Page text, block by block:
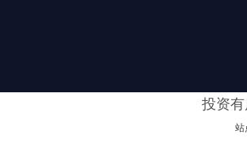
投资
站